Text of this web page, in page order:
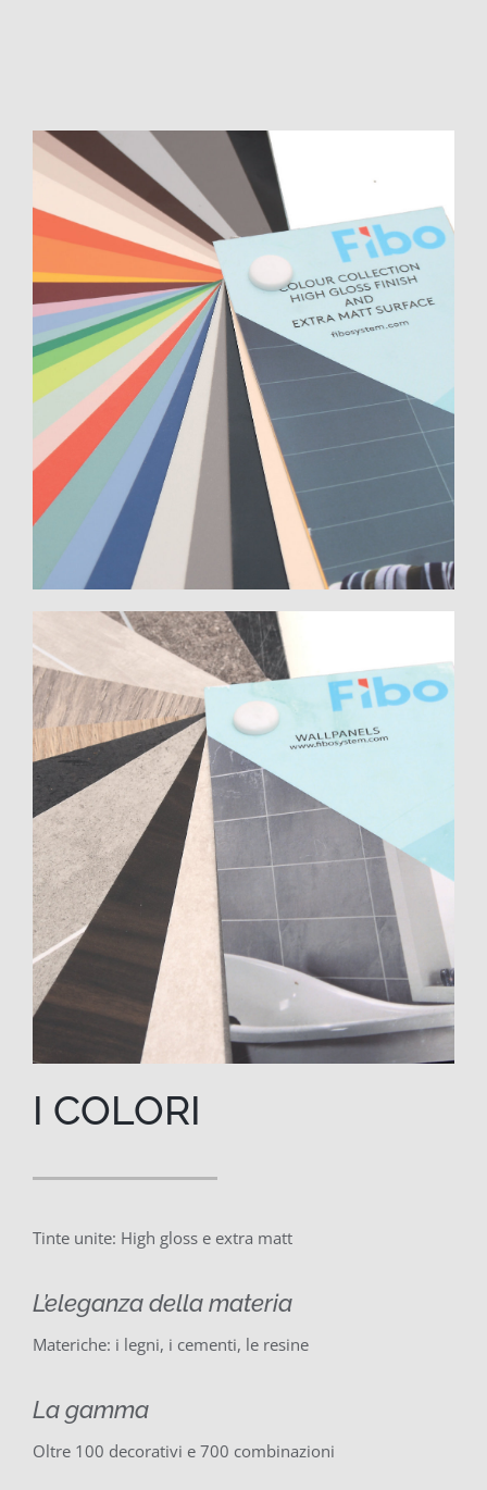
I COLORI
Tinte unite: High gloss e extra matt
L’eleganza della materia
Materiche: i legni, i cementi, le resine
La gamma
Oltre 100 decorativi e 700 combinazioni